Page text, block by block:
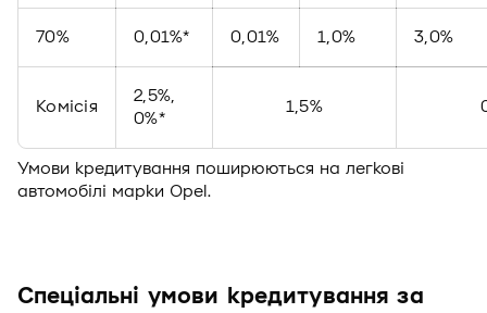
70% 0,01%* 0,01% 1,0% 3,0%
Комісія
2,5%,
0%*
1,5%
Умови кредитування поширюються на легкові
автомобілі марки Opel.
Спеціальні умови кредитування за